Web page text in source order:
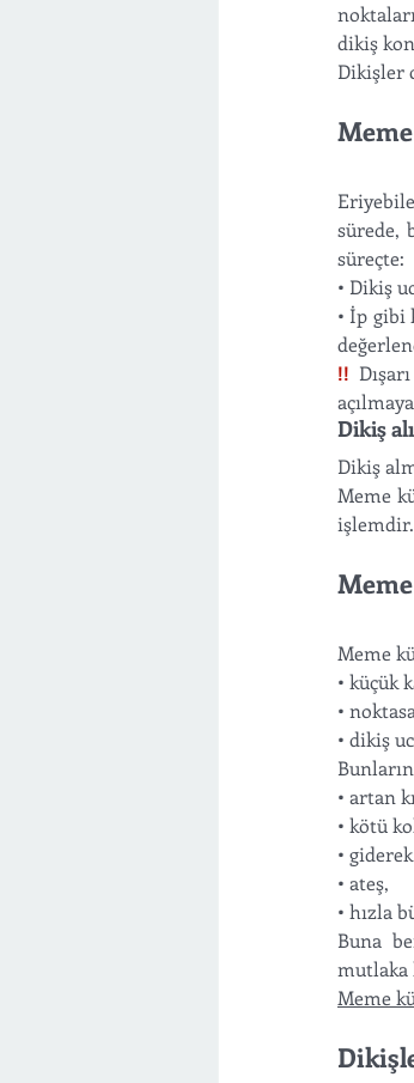
dikiş
Dikişler
sürede,
süreçte:
• Dikiş
• İp gibi
!!
Dikiş
Dikiş
Meme
işlemdir.
Meme
• küçük
•
• dikiş
• artan
• kötü
•
• ateş,
• hızla
Buna
mutlaka
Meme